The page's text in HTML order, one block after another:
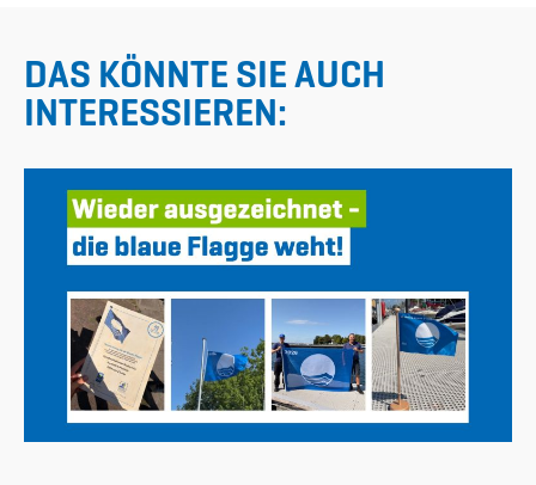
DAS KÖNNTE SIE AUCH
INTERESSIEREN: